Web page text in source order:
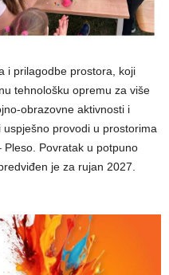
i prilagodbe prostora, koji
tehnološku opremu za više
obrazovne aktivnosti i
provodi u prostorima
Povratak u potpuno
je za rujan 2027.